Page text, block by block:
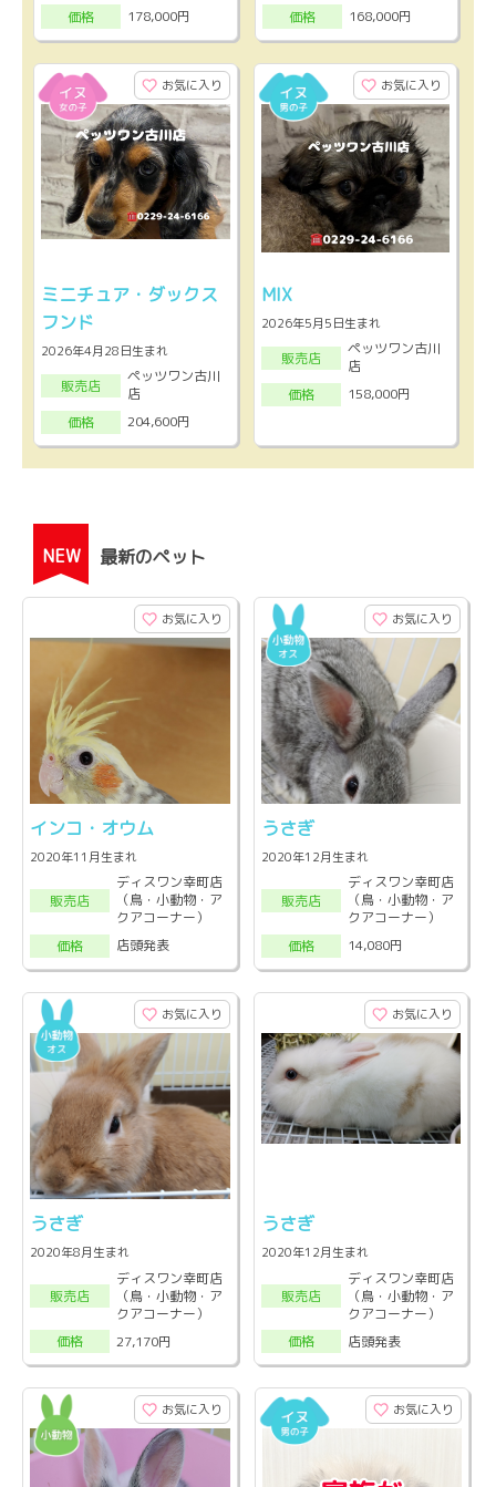
価格
178,000円
価格
168,000円
お気に入り
ミニチュア・ダックス
フンド
2026年4月28日生まれ
販売店
ペッツワン古川
店
価格
204,600円
お気に入り
MIX
2026年5月5日生まれ
販売店
ペッツワン古川
店
価格
158,000円
NEW 最新のペット
お気に入り
インコ・オウム
2020年11月生まれ
販売店
ディスワン幸町店
（鳥・小動物・ア
クアコーナー）
価格
店頭発表
お気に入り
うさぎ
2020年12月生まれ
販売店
ディスワン幸町店
（鳥・小動物・ア
クアコーナー）
価格
14,080円
お気に入り
うさぎ
2020年8月生まれ
販売店
ディスワン幸町店
（鳥・小動物・ア
クアコーナー）
価格
27,170円
お気に入り
うさぎ
2020年12月生まれ
販売店
ディスワン幸町店
（鳥・小動物・ア
クアコーナー）
価格
店頭発表
お気に入り お気に入り